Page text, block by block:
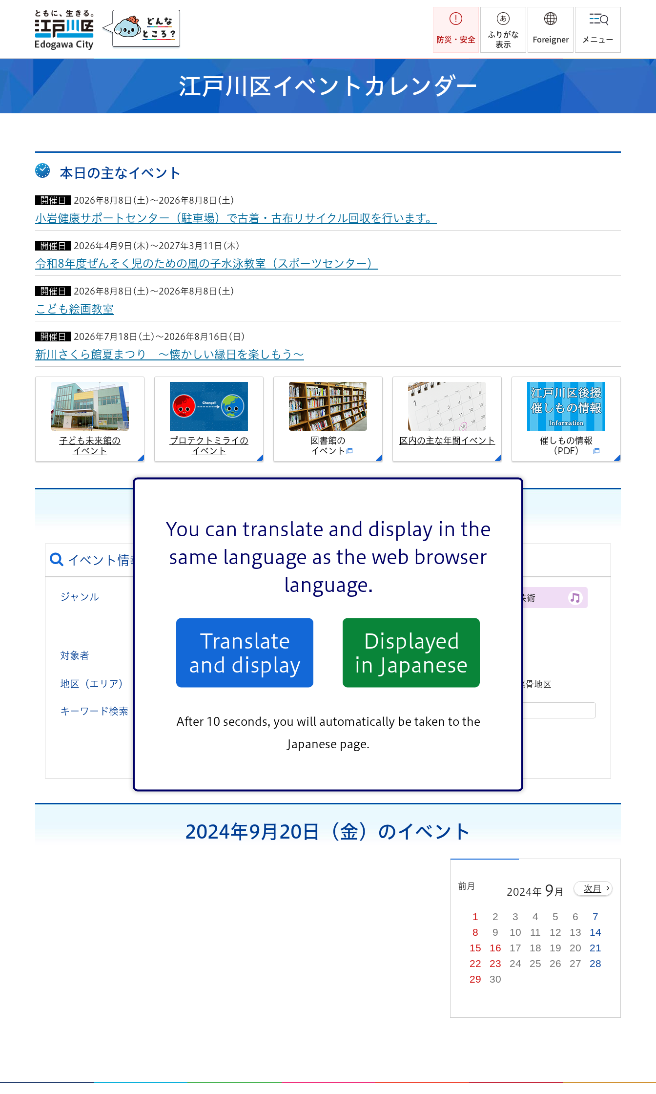
You can translate and display in the
same language as the web browser
language.
Translate
and display
Displayed
in Japanese
After 10 seconds, you will automatically be taken to the
Japanese page.
江戸川区
防災・安全
ふりがな
表示
Foreigner メニュー
江戸川区イベントカレンダー
本日の主なイベント
開催日 2026年8月8日(土)～2026年8月8日(土)
小岩健康サポートセンター（駐車場）で古着・古布リサイクル回収を行います。
開催日 2026年4月9日(木)～2027年3月11日(木)
令和8年度ぜんそく児のための風の子水泳教室（スポーツセンター）
開催日 2026年8月8日(土)～2026年8月8日(土)
こども絵画教室
開催日 2026年7月18日(土)～2026年8月16日(日)
新川さくら館夏まつり ～懐かしい縁日を楽しもう～
子ども未来館の
イベント
プロテクトミライの
イベント
図書館の
イベント
区内の主な年間イベント
催しもの情報
（PDF）
イベント一覧
イベント情報を絞り込む
ジャンル 文化・芸術
対象者 熟年者向け
地区（エリア） 中央地区 葛西地区 東部地区 鹿骨地区
キーワード検索
2024年9月20日（金）のイベント
前月
2024年 9 月 次月
1 2 3 4 5 6
7
8
9 10 11 12 13
14
15
16 17 18 19 20
21
22
23 24 25 26 27
28
29
30